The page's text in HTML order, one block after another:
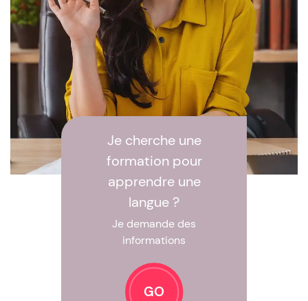
Je cherche une
formation pour
apprendre une
langue ?
Je demande des
informations
GO